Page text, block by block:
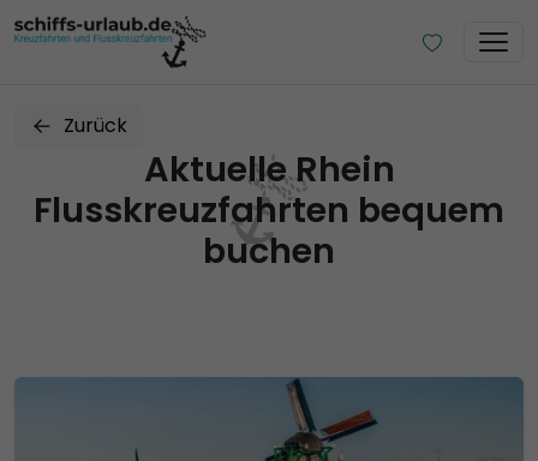
Zurück
Aktuelle Rhein
Flusskreuzfahrten bequem
buchen